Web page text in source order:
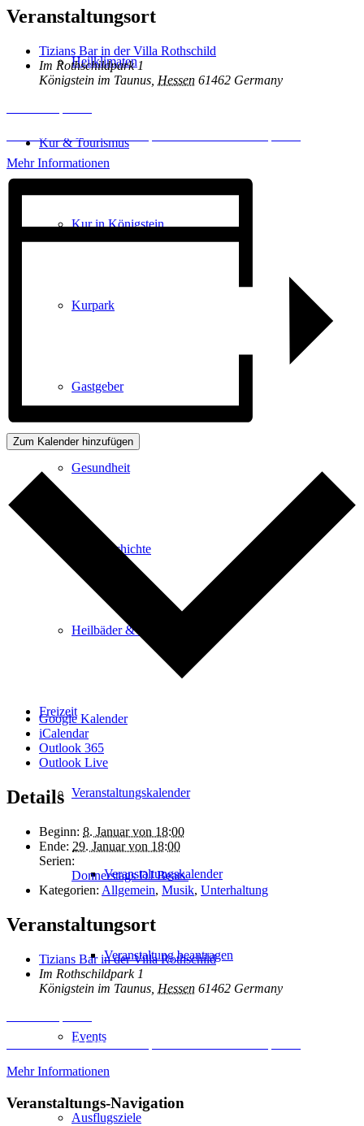
Heilklimaten
Kur & Tourismus
Kur in Königstein
Kurpark
Gastgeber
Gesundheit
Stadtgeschichte
Heilbäder & Kurorte
Freizeit
Veranstaltungskalender
Veranstaltungskalender
Veranstaltung beantragen
Events
Ausflugsziele
Veranstaltungsort
Tizians Bar in der Villa Rothschild
Im Rothschildpark 1
Königstein im Taunus Hessen 61462 Germany
Erforderlichen Service akzeptieren und Inhalte entsperren
Mehr Informationen
Zum Kalender hinzufügen
Google Kalender
iCalendar
Outlook 365
Outlook Live
Details
Beginn: 8. Januar von 18:00
Ende: 29. Januar von 18:00
Serien:
Donnerstags DJ Beats
Kategorien: Allgemein, Musik, Unterhaltung
Veranstaltungsort
Tizians Bar in der Villa Rothschild
Im Rothschildpark 1
Königstein im Taunus Hessen 61462 Germany
Erforderlichen Service akzeptieren und Inhalte entsperren
Mehr Informationen
Veranstaltungs-Navigation